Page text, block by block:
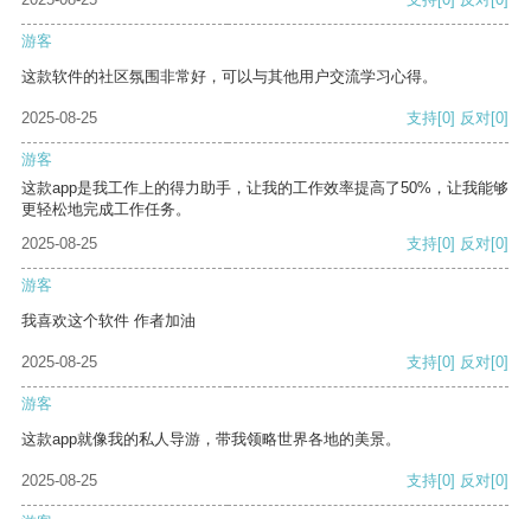
游客
这款软件的社区氛围非常好，可以与其他用户交流学习心得。
2025-08-25 支持[0] 反对[0]
游客
这款app是我工作上的得力助手，让我的工作效率提高了50%，让我能够
更轻松地完成工作任务。
2025-08-25
支持[0] 反对[0]
游客
我喜欢这个软件 作者加油
2025-08-25 支持[0] 反对[0]
游客
这款app就像我的私人导游，带我领略世界各地的美景。
2025-08-25 支持[0] 反对[0]